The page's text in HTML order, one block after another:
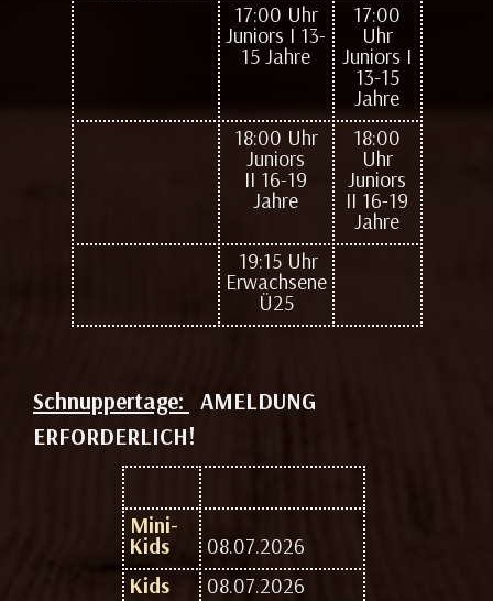
17:00 Uhr
Juniors I 13-
15 Jahre
17:00
Uhr
Juniors I
13-15
Jahre
18:00 Uhr
Juniors
II 16-19
Jahre
18:00
Uhr
Juniors
II 16-19
Jahre
19:15 Uhr
Erwachsene
Ü25
Schnuppertage:
AMELDUNG
ERFORDERLICH!
Mini-
Kids
08.07.2026
Kids
08.07.2026